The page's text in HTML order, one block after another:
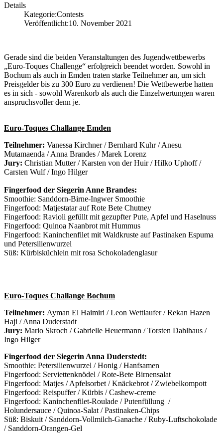
Details
Kategorie:Contests
Veröffentlicht:10. November 2021
Gerade sind die beiden Veranstaltungen des Jugendwettbewerbs
„Euro-Toques Challenge“ erfolgreich beendet worden. Sowohl in
Bochum als auch in Emden traten starke Teilnehmer an, um sich
Preisgelder bis zu 300 Euro zu verdienen! Die Wettbewerbe hatten
es in sich - sowohl Warenkorb als auch die Einzelwertungen waren
anspruchsvoller denn je.
Euro-Toques Challange Emden
Teilnehmer: Vanessa Kirchner / Bernhard Kuhr / Anesu
Mutamaenda / Anna Brandes / Marek Lorenz
Jury: Christian Mutter / Karsten von der Huir / Hilko Uphoff /
Carsten Wulf / Ingo Hilger
Fingerfood der Siegerin Anne Brandes:
Smoothie: Sanddorn-Birne-Ingwer Smoothie
Fingerfood: Matjestatar auf Rote Bete Chutney
Fingerfood: Ravioli gefüllt mit gezupfter Pute, Apfel und Haselnuss
Fingerfood: Quinoa Naanbrot mit Hummus
Fingerfood: Kaninchenfilet mit Waldkruste auf Pastinaken Espuma
und Petersilienwurzel
Süß: Kürbisküchlein mit rosa Schokoladenglasur
Euro-Toques Challange Bochum
Teilnehmer: Ayman El Haimiri / Leon Wettlaufer / Rekan Hazen
Haji / Anna Duderstadt
Jury: Mario Skroch / Gabrielle Heuermann / Torsten Dahlhaus /
Ingo Hilger
Fingerfood der Siegerin Anna Duderstedt:
Smoothie: Petersilienwurzel / Honig / Hanfsamen
Fingerfood: Serviettenknödel / Rote-Bete Birnensalat
Fingerfood: Matjes / Apfelsorbet / Knäckebrot / Zwiebelkompott
Fingerfood: Reispuffer / Kürbis / Cashew-creme
Fingerfood: Kaninchenfilet-Roulade / Putenfüllung /
Holundersauce / Quinoa-Salat / Pastinaken-Chips
Süß: Biskuit / Sanddorn-Vollmilch-Ganache / Ruby-Luftschokolade
/ Sanddorn-Orangen-Gel